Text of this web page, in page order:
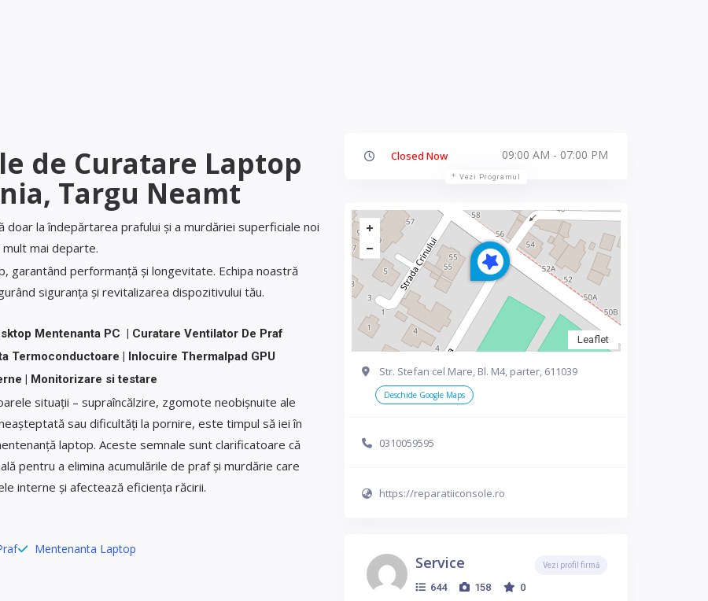
de Curatare Laptop
Targu Neamt
la îndepărtarea prafului și a murdăriei superficiale noi
mai departe.
garantând performanță și longevitate. Echipa noastră
siguranța și revitalizarea dispozitivului tău.
Mentenanta PC | Curatare Ventilator De Praf
Termoconductoare | Inlocuire Thermalpad GPU
| Monitorizare si testare
situații – supraîncălzire, zgomote neobișnuite ale
sau dificultăți la pornire, este timpul să iei în
laptop. Aceste semnale sunt clarificatoare că
pentru a elimina acumulările de praf și murdărie care
interne și afectează eficiența răcirii.
Mentenanta Laptop
Closed Now 09:00 AM - 07:00 PM
Vezi Programul
Leaflet
Str. Stefan cel Mare, Bl. M4, parter, 611039
Deschide Google Maps
0310059595
https://reparatiiconsole.ro
Service
644 158 0
Vezi profil firmă